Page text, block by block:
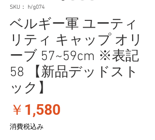
SKU： h/g074
ベルギー軍 ユーティ
リティ キャップ オリ
ーブ 57~59cm ※表記
58 【新品デッドスト
ック】
￥1,580
消費税込み